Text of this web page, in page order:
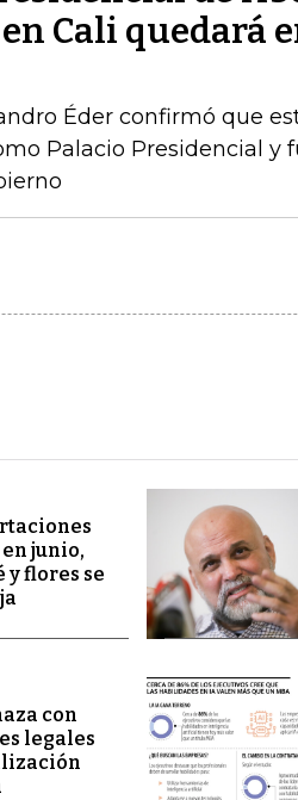
Cali quedará
Éder confirmó que
Palacio Presidencial y
junio,
y flores se
con
legales